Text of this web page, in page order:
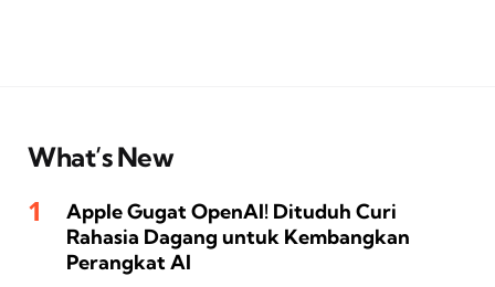
What’s New
Apple Gugat OpenAI! Dituduh Curi
Rahasia Dagang untuk Kembangkan
Perangkat AI